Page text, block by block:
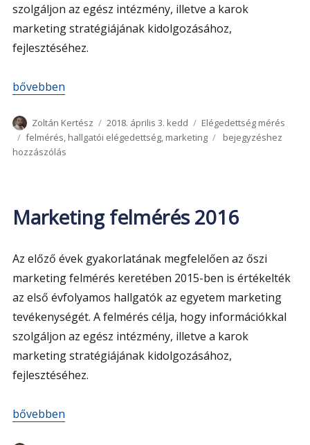
szolgáljon az egész intézmény, illetve a karok
marketing stratégiájának kidolgozásához,
fejlesztéséhez.
„Marketing felmérés 2017”
bővebben
Szerző
Zoltán Kertész Közzétéve
2018. április 3. kedd Kategória
Elégedettség mérés
Címke
felmérés, hallgatói elégedettség, marketing
Marketing
bejegyzéshez
hozzászólás
Marketing felmérés 2016
Az előző évek gyakorlatának megfelelően az őszi
marketing felmérés keretében 2015-ben is értékelték
az első évfolyamos hallgatók az egyetem marketing
tevékenységét. A felmérés célja, hogy információkkal
szolgáljon az egész intézmény, illetve a karok
marketing stratégiájának kidolgozásához,
fejlesztéséhez.
„Marketing felmérés 2016”
bővebben